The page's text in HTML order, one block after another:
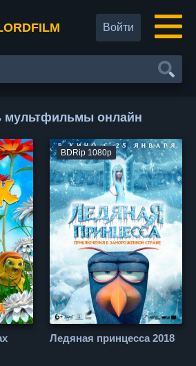
Войти
мультфильмы онлайн
BDRip 1080p
Ледяная принцесса 2018